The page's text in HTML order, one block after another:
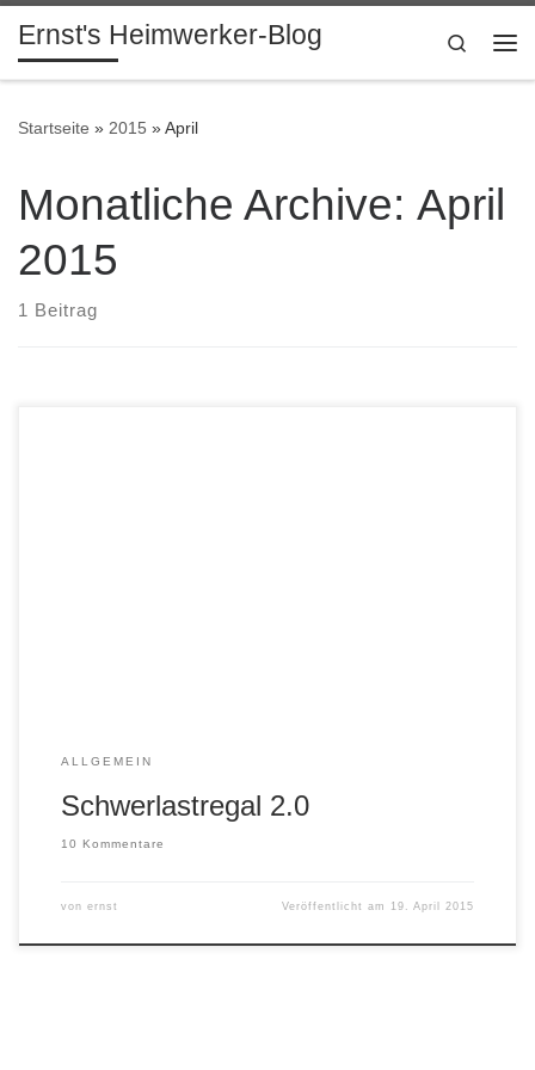
Skip to content
Ernst's Heimwerker-Blog
Search
Startseite » 2015 »April
Monatliche Archive: April
2015
1 Beitrag
ALLGEMEIN
Schwerlastregal 2.0
10 Kommentare
von ernst Veröffentlicht am 19. April 2015